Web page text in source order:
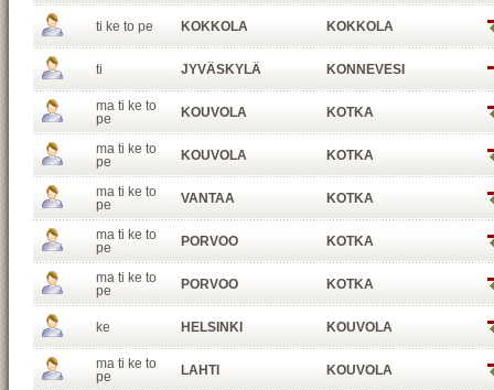
ti ke to pe KOKKOLA KOKKOLA
ti JYVÄSKYLÄ KONNEVESI
ma ti ke to
pe
KOUVOLA KOTKA
ma ti ke to
pe
KOUVOLA KOTKA
ma ti ke to
pe
VANTAA KOTKA
ma ti ke to
pe
PORVOO KOTKA
ma ti ke to
pe
PORVOO KOTKA
ke HELSINKI KOUVOLA
ma ti ke to
pe
LAHTI KOUVOLA